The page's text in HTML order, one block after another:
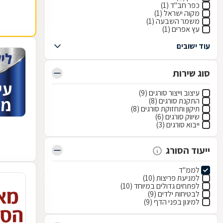
כפר חב"ד (1)
מקוה ישראל (1)
משמר השבעה (1)
עץ אפרים (1)
עוד ישובים
סוג שירות
עיצוב וייצור סורגים (9)
התקנת סורגים (8)
תיקון ותחזוקת סורגים (8)
שיווק סורגים (6)
ייבוא סורגים (3)
ייעוד הסורג
לממ"ד
למניעת פריצות (10)
לפתחים גדולים במיוחד (10)
לבטיחות ילדים (9)
למיגון בפני הדף (9)